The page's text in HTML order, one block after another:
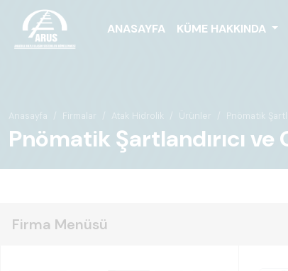
ANASAYFA KÜME HAKKINDA
Anasayfa Firmalar Atak Hidrolik Ürünler Pnömatik
Pnömatik Şartlandırıcı
Firma Menüsü